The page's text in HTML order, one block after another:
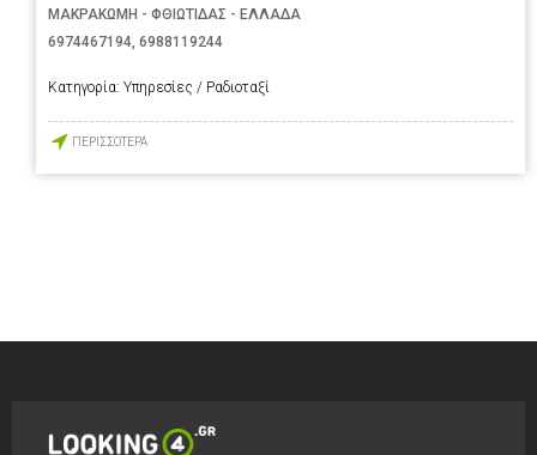
ΜΑΚΡΑΚΩΜΗ - ΦΘΙΩΤΙΔΑΣ - ΕΛΛΑΔΑ
6974467194, 6988119244
Κατηγορία: Υπηρεσίες / Ραδιοταξί
ΠΕΡΙΣΣΟΤΕΡΑ